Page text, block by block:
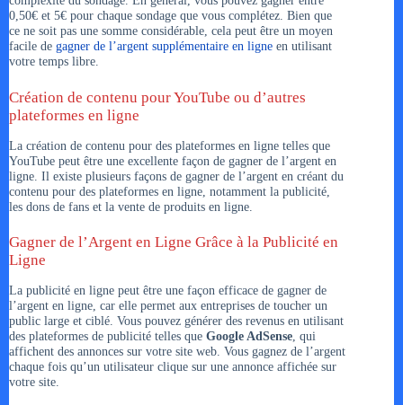
0,50€ et 5€ pour chaque sondage que vous complétez. Bien que
ce ne soit pas une somme considérable, cela peut être un moyen
facile de gagner de l’argent supplémentaire en ligne en utilisant
votre temps libre.
Création de contenu pour YouTube ou d’autres
plateformes en ligne
La création de contenu pour des plateformes en ligne telles que
YouTube peut être une excellente façon de gagner de l’argent en
ligne. Il existe plusieurs façons de gagner de l’argent en créant du
contenu pour des plateformes en ligne, notamment la publicité,
les dons de fans et la vente de produits en ligne.
Gagner de l’Argent en Ligne Grâce à la Publicité en
Ligne
La publicité en ligne peut être une façon efficace de gagner de
l’argent en ligne, car elle permet aux entreprises de toucher un
public large et ciblé. Vous pouvez générer des revenus en utilisant
des plateformes de publicité telles que Google AdSense, qui
affichent des annonces sur votre site web. Vous gagnez de l’argent
chaque fois qu’un utilisateur clique sur une annonce affichée sur
votre site.